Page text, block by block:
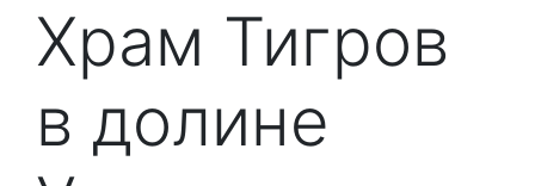
Храм Тигров
в долине